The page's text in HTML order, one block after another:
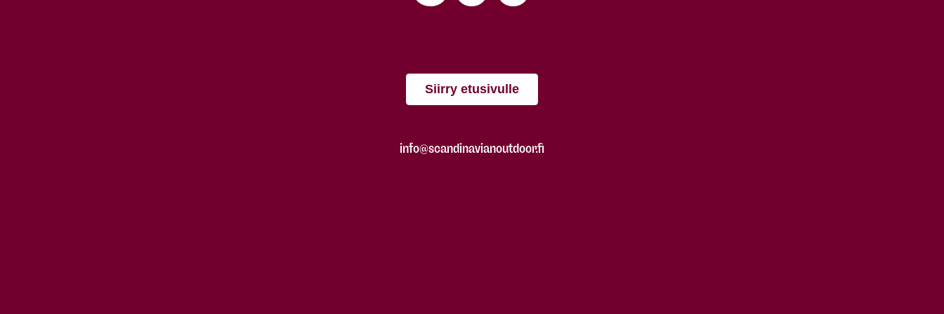
Siirry etusivulle
info@scandinavianoutdoor.fi